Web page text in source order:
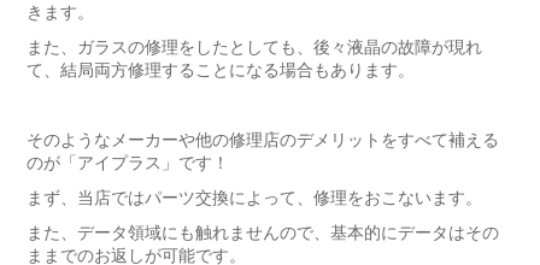
きます。
また、ガラスの修理をしたとしても、後々液晶の故障が現れ
て、結局両方修理することになる場合もあります。
そのようなメーカーや他の修理店のデメリットをすべて補える
のが「アイプラス」です！
まず、当店ではパーツ交換によって、修理をおこないます。
また、データ領域にも触れませんので、基本的にデータはその
ままでのお返しが可能です。